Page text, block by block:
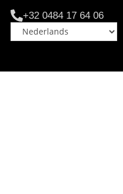
+32 0484 17 64 06